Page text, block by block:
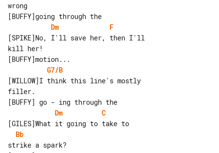
wrong
Dm
F
[SPIKE]No, I'll save her, then I'll
kill her!
G7/B
[WILLOW]I think this line's mostly
filler.
Dm
C
Bb
strike a spark?